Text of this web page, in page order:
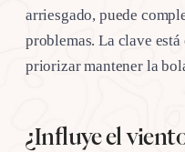
arriesgado, puede
problemas. La clave
priorizar mantener la
¿Influye el